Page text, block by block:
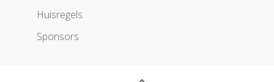
Huisregels
Sponsors